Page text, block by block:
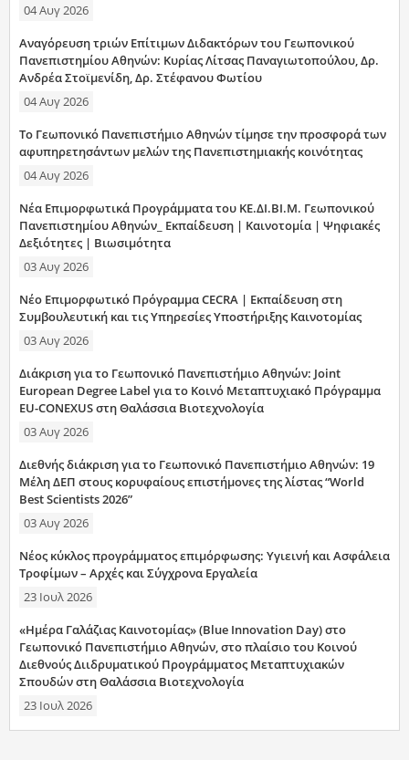
04 Αυγ 2026
Αναγόρευση τριών Επίτιμων Διδακτόρων του Γεωπονικού
Πανεπιστημίου Αθηνών: Κυρίας Λίτσας Παναγιωτοπούλου, Δρ.
Ανδρέα Στοϊμενίδη, Δρ. Στέφανου Φωτίου
04 Αυγ 2026
Το Γεωπονικό Πανεπιστήμιο Αθηνών τίμησε την προσφορά των
αφυπηρετησάντων μελών της Πανεπιστημιακής κοινότητας
04 Αυγ 2026
Νέα Επιμορφωτικά Προγράμματα του ΚΕ.ΔΙ.ΒΙ.Μ. Γεωπονικού
Πανεπιστημίου Αθηνών_ Εκπαίδευση | Καινοτομία | Ψηφιακές
Δεξιότητες | Βιωσιμότητα
03 Αυγ 2026
Νέο Επιμορφωτικό Πρόγραμμα CECRA | Εκπαίδευση στη
Συμβουλευτική και τις Υπηρεσίες Υποστήριξης Καινοτομίας
03 Αυγ 2026
Διάκριση για το Γεωπονικό Πανεπιστήμιο Αθηνών: Joint
European Degree Label για το Κοινό Μεταπτυχιακό Πρόγραμμα
EU-CONEXUS στη Θαλάσσια Βιοτεχνολογία
03 Αυγ 2026
Διεθνής διάκριση για το Γεωπονικό Πανεπιστήμιο Αθηνών: 19
Μέλη ΔΕΠ στους κορυφαίους επιστήμονες της λίστας “World
Best Scientists 2026”
03 Αυγ 2026
Νέος κύκλος προγράμματος επιμόρφωσης: Υγιεινή και Ασφάλεια
Τροφίμων – Αρχές και Σύγχρονα Εργαλεία
23 Ιουλ 2026
«Ημέρα Γαλάζιας Καινοτομίας» (Blue Innovation Day) στο
Γεωπονικό Πανεπιστήμιο Αθηνών, στο πλαίσιο του Κοινού
Διεθνούς Διιδρυματικού Προγράμματος Μεταπτυχιακών
Σπουδών στη Θαλάσσια Βιοτεχνολογία
23 Ιουλ 2026